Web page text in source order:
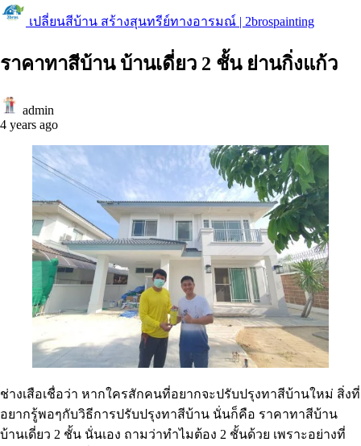
เปลี่ยนสีบ้าน สร้างสุนทรีย์ทางอารมณ์ | 2brospainting
ราคาทาสีบ้าน บ้านเดี่ยว 2 ชั้น ย่านกิ่งแก้ว
admin
4 years ago
ช่างเสือเชื่อว่า หากใครสักคนที่อยากจะปรับปรุงทาสีบ้านใหม่ สิ่งที่
อยากรู้พอๆกับวิธีการปรับปรุงทาสีบ้าน นั่นก็คือ ราคาทาสีบ้าน
บ้านเดี่ยว 2 ชั้น นั่นเอง ถามว่าทำไมต้อง 2 ชั้นด้วย เพราะอย่างที่